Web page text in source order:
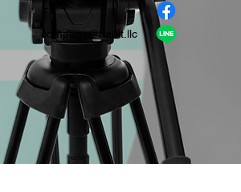
company＠habit.llc